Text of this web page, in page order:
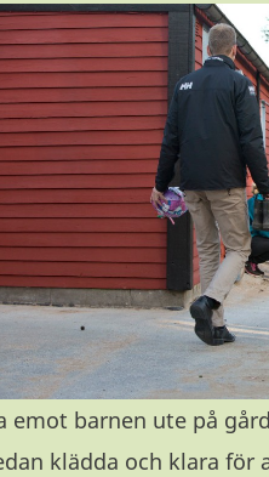
emot barnen ute på
klädda och klara för